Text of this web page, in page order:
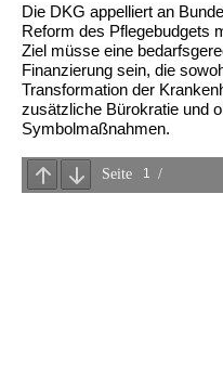
Die DKG appelliert an
Reform des Pflegebudgets
Ziel müsse eine
Finanzierung sein, die
Transformation der
zusätzliche Bürokratie und
Symbolmaßnahmen.